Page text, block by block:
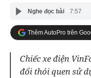
Nghe đọc bài 7:57
Thêm AutoPro trên
Chiếc xe điện
đổi thói quen sử